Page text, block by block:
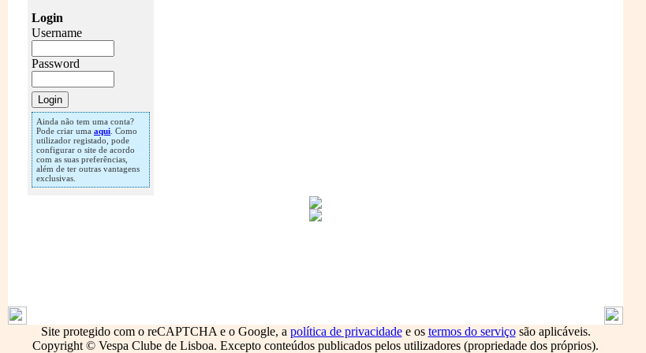
Login
Username
Password
Ainda não tem uma conta?
Pode criar uma aqui . Como
utilizador registado, pode
configurar o site de acordo
com as suas preferências,
além de ter outras vantagens
exclusivas.
Site protegido com o reCAPTCHA e o Google, a política de privacidadee os termos do serviçosão aplicáveis.
Copyright © Vespa Clube de Lisboa. Excepto conteúdos publicados pelos utilizadores (propriedade dos próprios).